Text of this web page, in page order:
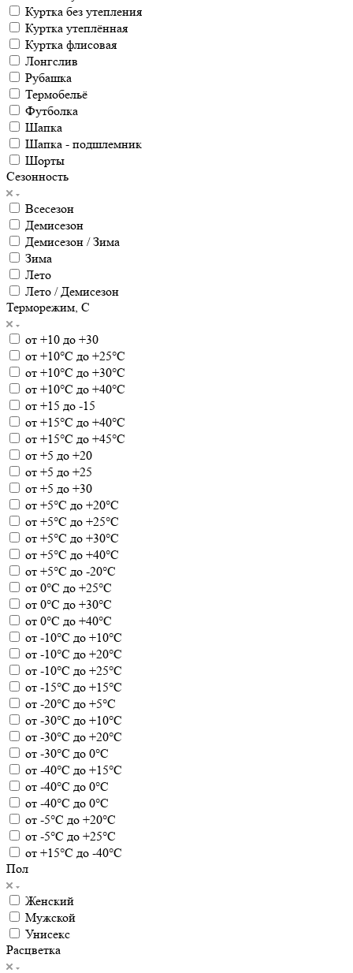
Куртка без утепления
Куртка утеплённая
Куртка флисовая
Лонгслив
Рубашка
Термобельё
Футболка
Шапка
Шапка - подшлемник
Шорты
Сезонность
Всесезон
Демисезон
Демисезон / Зима
Зима
Лето
Лето / Демисезон
Терморежим, C
от +10 до +30
от +10°С до +25°С
от +10°С до +30°С
от +10°С до +40°С
от +15 до -15
от +15°С до +40°С
от +15°С до +45°С
от +5 до +20
от +5 до +25
от +5 до +30
от +5°С до +20°С
от +5°С до +25°С
от +5°С до +30°С
от +5°С до +40°С
от +5°С до -20°С
от 0°С до +25°С
от 0°С до +30°С
от 0°С до +40°С
от -10°С до +10°С
от -10°С до +20°С
от -10°С до +25°С
от -15°С до +15°С
от -20°С до +5°С
от -30°С до +10°С
от -30°С до +20°С
от -30°С до 0°С
от -40°С до +15°С
от -40°С до 0°С
от -40°С до 0°С
от -5°С до +20°С
от -5°С до +25°С
от +15°С до -40°С
Пол
Женский
Мужской
Унисекс
Расцветка